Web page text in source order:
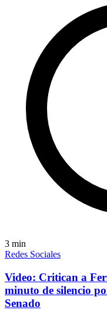
3 min
Redes Sociales
Video: Critican a
minuto de silencio
Senado